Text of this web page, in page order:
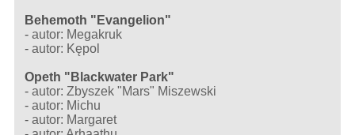
Behemoth "Evangelion"
-autor: Megakruk
-autor: Kępol
Opeth "Blackwater Park"
-autor: Zbyszek "Mars" Miszewski
-autor: Michu
-autor: Margaret